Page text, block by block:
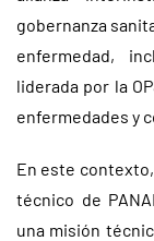
gobernanza
enfermedad,
liderada por la
enfermedades y
En este
técnico de
una misión